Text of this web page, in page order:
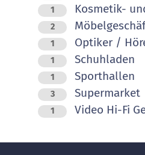
1 Kosmetik-
2
1 Optiker /
1 Schuhladen
1 Sporthallen
3 Supermarket
1 Video Hi-Fi